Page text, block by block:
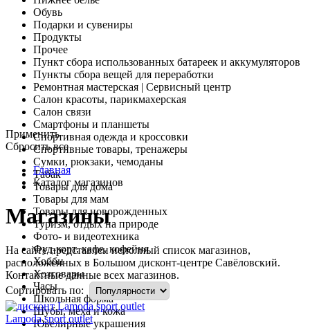
Обувь
Подарки и сувениры
Продукты
Прочее
Пункт сбора использованных батареек и аккумуляторов
Пункты сбора вещей для переработки
Ремонтная мастерская | Сервисный центр
Салон красоты, парикмахерская
Салон связи
Смартфоны и планшеты
Спортивная одежда и кроссовки
Спортивные товары, тренажеры
Сумки, рюкзаки, чемоданы
Табак
Товары для дома
Товары для мам
Товары для новорожденных
Туризм, отдых на природе
Фото- и видеотехника
Фуд-корт, кафе, кофейня
Хобби
Хозтовары
Часы
Школьная форма
Шубы, меха и кожа
Ювелирные украшения
Применить
Cбросить все
Главная
Каталог магазинов
Магазины
На сайте представлен неполный список магазинов,
расположенных в Большом дисконт-центре Савёловский.
Контактные данные всех магазинов.
Сортировать по:
Lamoda sport outlet